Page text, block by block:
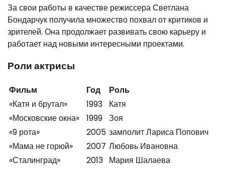
За свои работы в качестве режиссера Светлана
Бондарчук получила множество похвал от критиков и
зрителей. Она продолжает развивать свою карьеру и
работает над новыми интересными проектами.
Роли актрисы
Фильм Год
Роль
«Катя и брутал»
1993
Катя
«Московские окна»
1999 Зоя
«9 рота»
2005 замполит Лариса Попович
«Мама не горюй»
2007 Любовь Ивановна
«Сталинград»
2013 Мария Шалаева